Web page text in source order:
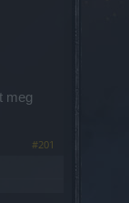
meg
#201